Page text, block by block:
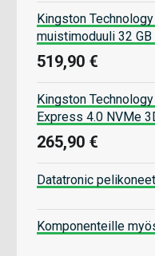
Kingston
muistimoduuli 32 GB
519,90 €
Kingston
Express 4.0 NVMe
265,90 €
Datatronic pelikoneet
Komponenteille